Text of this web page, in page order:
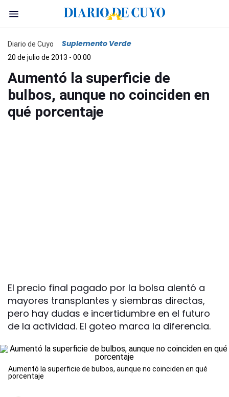
Diario de Cuyo Suplemento Verde
20 de julio de 2013 - 00:00
Aumentó la superficie de
bulbos, aunque no coinciden en
qué porcentaje
El precio final pagado por la bolsa alentó a
mayores transplantes y siembras directas,
pero hay dudas e incertidumbre en el futuro
de la actividad. El goteo marca la diferencia.
Aumentó la superficie de bulbos, aunque no coinciden en qué
porcentaje